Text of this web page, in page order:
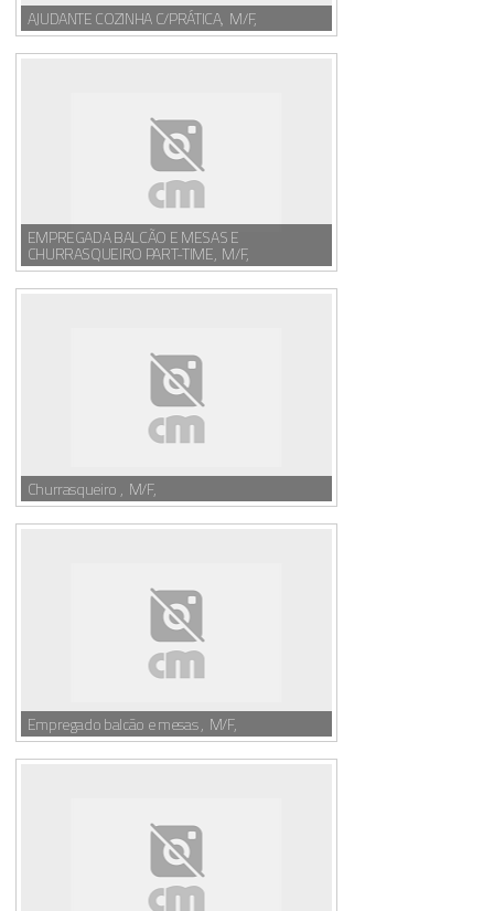
AJUDANTE COZINHA C/PRÁTICA, M/F,
EMPREGADA BALCÃO E MESAS E
CHURRASQUEIRO PART-TIME, M/F,
Churrasqueiro , M/F,
Empregado balcão e mesas , M/F,